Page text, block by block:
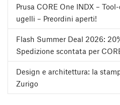
Prusa CORE One INDX –
ugelli – Preordini aperti!
Flash Summer Deal 2026:
Spedizione scontata per
Design e architettura: la
Zurigo